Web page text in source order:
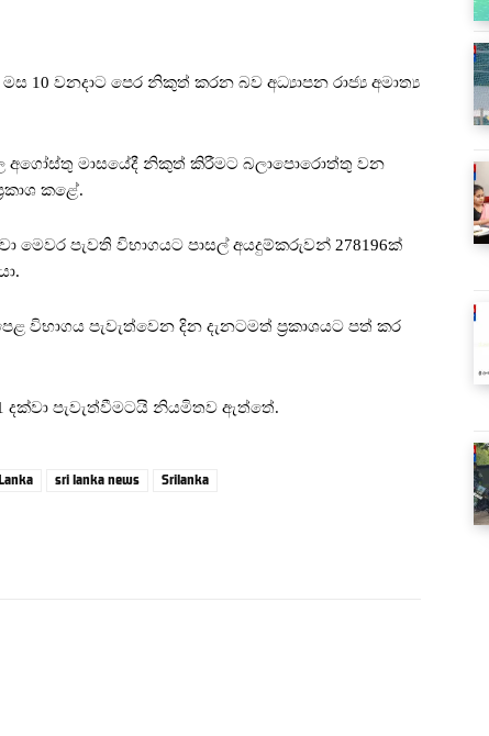
10 වනදාට පෙර නිකුත් කරන බව අධ්‍යාපන රාජ්‍ය අමාත්‍ය
අගෝස්තු මාසයේදී නිකුත් කිරීමට බලාපොරොත්තු වන
කළේ.
මෙවර පැවති විභාගයට පාසල් අයදුම්කරුවන් 278196ක්
විභාගය පැවැත්වෙන දින දැනටමත් ප්‍රකාශයට පත් කර
දක්වා පැවැත්වීමටයි නියමිතව ඇත්තේ.
sri lanka news Srilanka